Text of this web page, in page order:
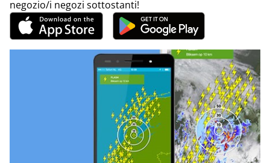
negozio/i negozi sottostanti!